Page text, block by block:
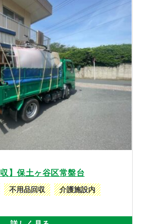
】保土ヶ谷区常盤台
不用品回収
介護施設内